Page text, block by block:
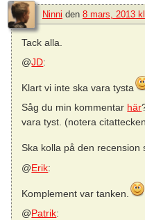
Ninni den 8 mars, 2013
Tack alla.
@JD:
Klart vi inte ska vara tysta
Såg du min kommentar här
vara tyst. (notera
Ska kolla på den recension
@Erik:
Komplement var tanken.
@Patrik: